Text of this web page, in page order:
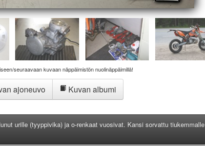
seuraavaan kuvaan näppäimistön nuolinäppäimillä!
ajoneuvo Kuvan albumi
urille (tyyppivika) ja o-renkaat vuosivat. Kansi sorvattu tiukemmalle